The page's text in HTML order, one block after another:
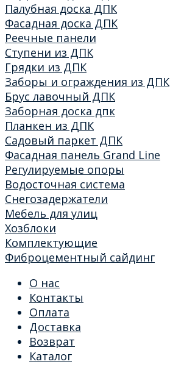
Палубная доска ДПК
Фасадная доска ДПК
Реечные панели
Ступени из ДПК
Грядки из ДПК
Заборы и ограждения из ДПК
Брус лавочный ДПК
Заборная доска дпк
Планкен из ДПК
Садовый паркет ДПК
Фасадная панель Grand Line
Регулируемые опоры
Водосточная система
Снегозадержатели
Мебель для улиц
Хозблоки
Комплектующие
Фиброцементный сайдинг
О нас
Контакты
Оплата
Доставка
Возврат
Каталог